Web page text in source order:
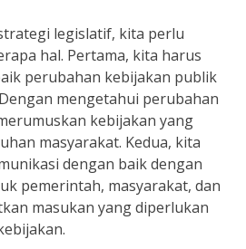
legislatif, kita perlu
hal. Pertama, kita harus
perubahan kebijakan publik
mengetahui perubahan
kebijakan yang
masyarakat. Kedua, kita
dengan baik dengan
pemerintah, masyarakat, dan
masukan yang diperlukan